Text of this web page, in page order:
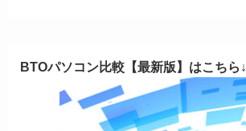
BTOパソコン比較【最新版】はこちら↓